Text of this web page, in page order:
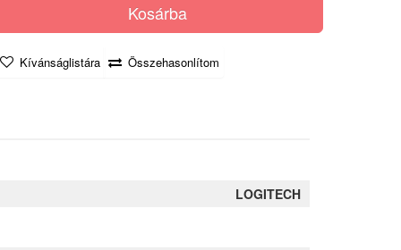
Kosárba
Kívánságlistára Összehasonlítom
LOGITECH